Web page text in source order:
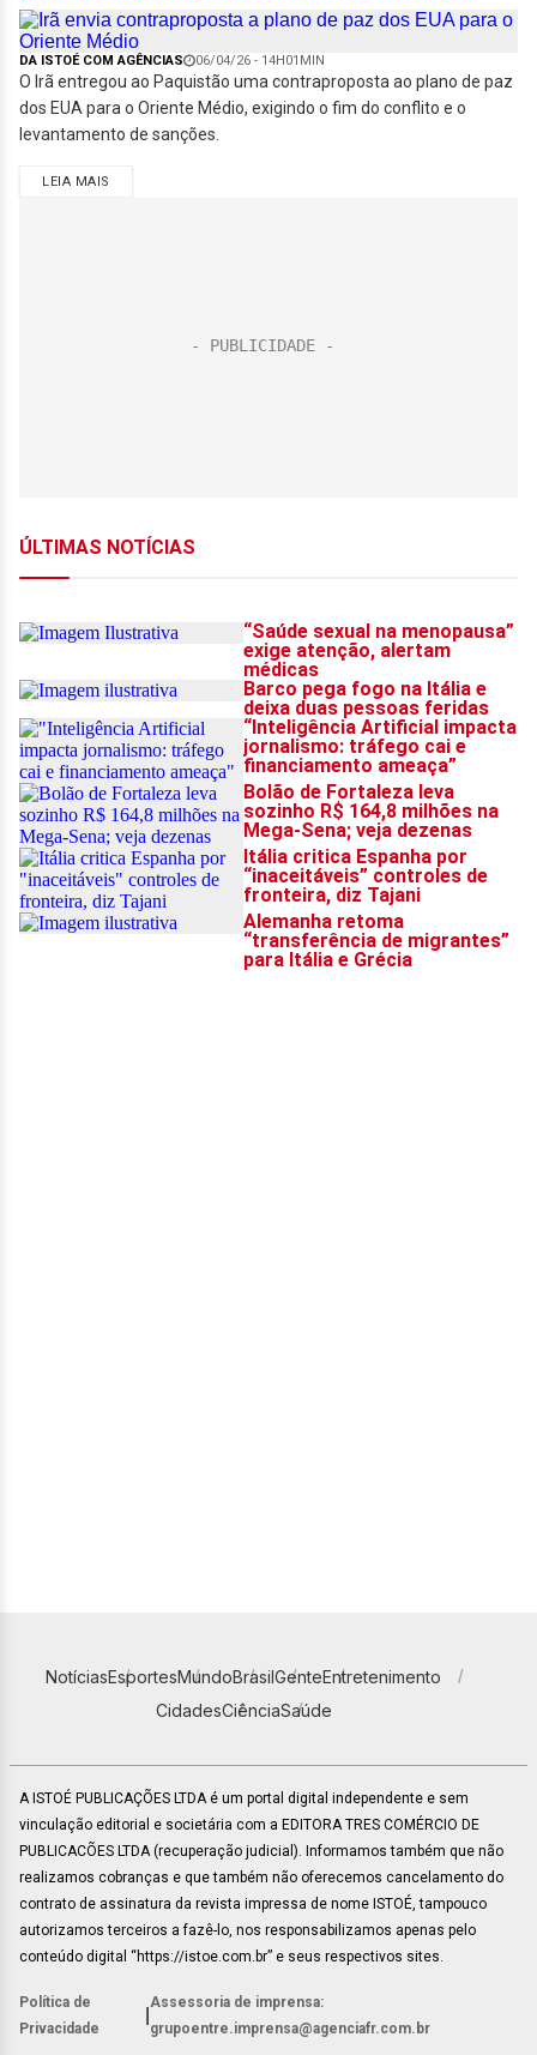
DA ISTOÉ COM AGÊNCIAS 06/04/26 - 14H01MIN
O Irã entregou ao Paquistão uma contraproposta ao plano de paz
dos EUA para o Oriente Médio, exigindo o fim do conflito e o
levantamento de sanções.
LEIA MAIS
NotíciasEsportesMundoBrasilGenteEntretenimento
CidadesCiênciaSaúde
A ISTOÉ PUBLICAÇÕES LTDA é um portal digital independente e sem
vinculação editorial e societária com a EDITORA TRES COMÉRCIO DE
PUBLICACÕES LTDA (recuperação judicial). Informamos também que não
realizamos cobranças e que também não oferecemos cancelamento do
contrato de assinatura da revista impressa de nome ISTOÉ, tampouco
autorizamos terceiros a fazê-lo, nos responsabilizamos apenas pelo
conteúdo digital “https://istoe.com.br” e seus respectivos sites.
Política de
Privacidade
Assessoria de imprensa:
grupoentre.imprensa@agenciafr.com.br